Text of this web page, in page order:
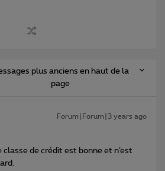
plus anciens en haut de la
page
Forum|Forum|3 years ago
de crédit est bonne et n’est